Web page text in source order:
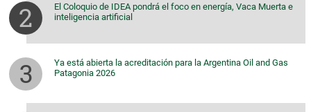
El Coloquio de IDEA pondrá el foco en energía, Vaca Muerta e
inteligencia artificial
Ya está abierta la acreditación para la Argentina Oil and Gas
Patagonia 2026